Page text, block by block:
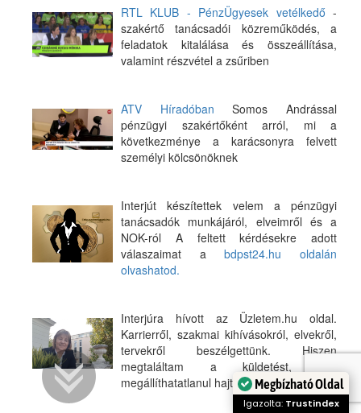
RTL KLUB - PénzÜgyesek vetélkedő -
szakértő tanácsadói közreműködés, a
feladatok kitalálása és összeállítása,
valamint részvétel a zsűriben
ATV Híradóban Somos Andrással
pénzügyi szakértőként arról, mi a
következménye a karácsonyra felvett
személyi kölcsönöknek
Interjút készítettek velem a pénzügyi
tanácsadók munkájáról, elveimről és a
NOK-ról A feltett kérdésekre adott
válaszaimat abdpst24.hu oldalán
olvashatod.
Interjúra hívott az Üzletem.hu oldal.
Karrierről, szakmai kihívásokról, elvekről,
tervekről beszélgettünk. Hiszen
megtaláltam a küldetést, ami
megállíthatatlanul hajt előre.Itt olvashatod
Megbízható Oldal
Igazolta: Trustindex